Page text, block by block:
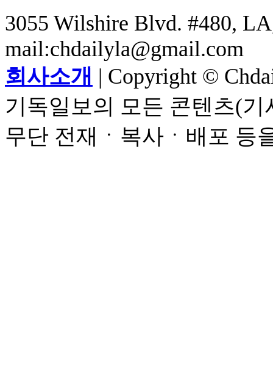
3055 Wilshire Blvd. #480,
mail:chdailyla@gmail.com
회사소개 | Copyright ©
기독일보의 모든 콘텐츠(
무단 전재ㆍ복사ㆍ배포 등